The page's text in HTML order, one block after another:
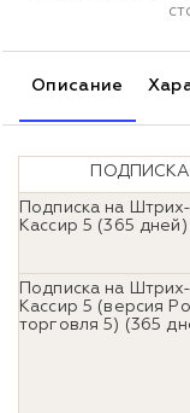
Описание
ПОДПИСКА
Подписка на
Кассир 5 (365 дней)
Подписка на
Кассир 5 (версия
торговля 5) (365